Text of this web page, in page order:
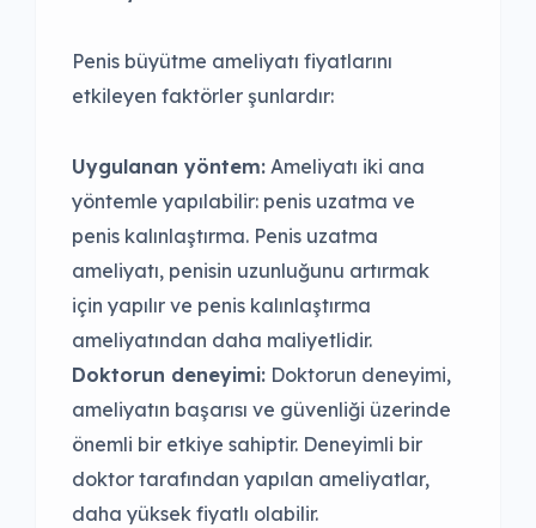
Penis büyütme ameliyatı fiyatlarını
etkileyen faktörler şunlardır:
Uygulanan yöntem: Ameliyatı iki ana
yöntemle yapılabilir: penis uzatma ve
penis kalınlaştırma. Penis uzatma
ameliyatı, penisin uzunluğunu artırmak
için yapılır ve penis kalınlaştırma
ameliyatından daha maliyetlidir.
Doktorun deneyimi: Doktorun deneyimi,
ameliyatın başarısı ve güvenliği üzerinde
önemli bir etkiye sahiptir. Deneyimli bir
doktor tarafından yapılan ameliyatlar,
daha yüksek fiyatlı olabilir.